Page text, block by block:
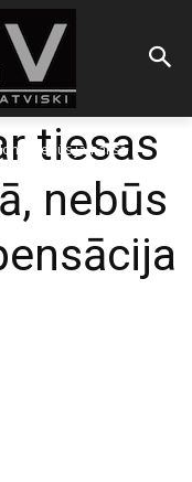
nebūs jāmaksā
tiesas
nebūs